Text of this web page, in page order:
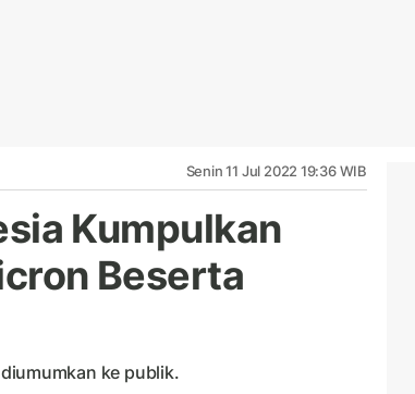
Senin 11 Jul 2022 19:36 WIB
Kumpulkan
Beserta
ke publik.